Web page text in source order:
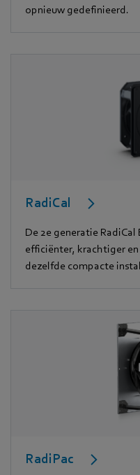
opnieuw gedefinieerd.
RadiCal
De 2e generatie
efficiënter, krachtiger
dezelfde compacte
RadiPac